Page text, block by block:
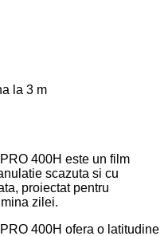
la 3 m
400H este un film
scazuta si cu
proiectat pentru
zilei.
400H ofera o latitudine